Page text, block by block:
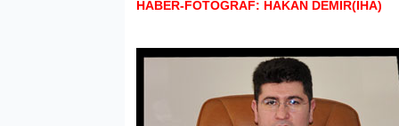
HABER-FOTOĞRAF: HAKAN DEMİR(İHA)